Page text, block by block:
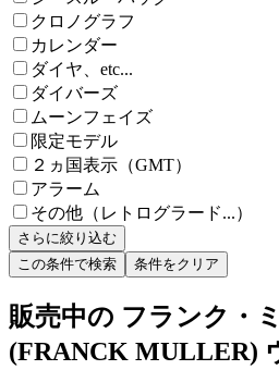
クロノグラフ
カレンダー
ダイヤ、etc...
ダイバーズ
ムーンフェイズ
限定モデル
２ヵ国表示（GMT）
アラーム
その他（レトログラード...）
さらに絞り込む
この条件で検索
条件をクリア
販売中の フランク・
(FRANCK MULLER)